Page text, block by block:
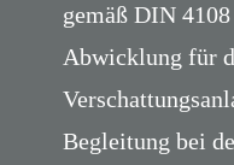
gemäß DIN
Abwicklung für
Begleitung bei